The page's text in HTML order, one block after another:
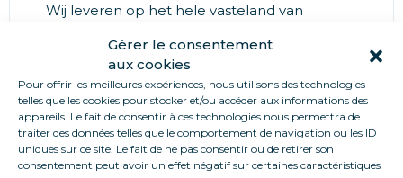
Gérer le consentement
aux cookies
Pour offrir les meilleures expériences, nous utilisons des technologies
telles que les cookies pour stocker et/ou accéder aux informations des
appareils. Le fait de consentir à ces technologies nous permettra de
traiter des données telles que le comportement de navigation ou les ID
uniques sur ce site. Le fait de ne pas consentir ou de retirer son
consentement peut avoir un effet négatif sur certaines caractéristiques
Wij leveren op het hele vasteland van
volgende landen dekken wij ook een deel
van Europa: Verenigd Koninkrijk, Nederland,
België, Luxemburg, Duitsland, Zwitserland,
Italië, Andorra, Spanje en Portugal.